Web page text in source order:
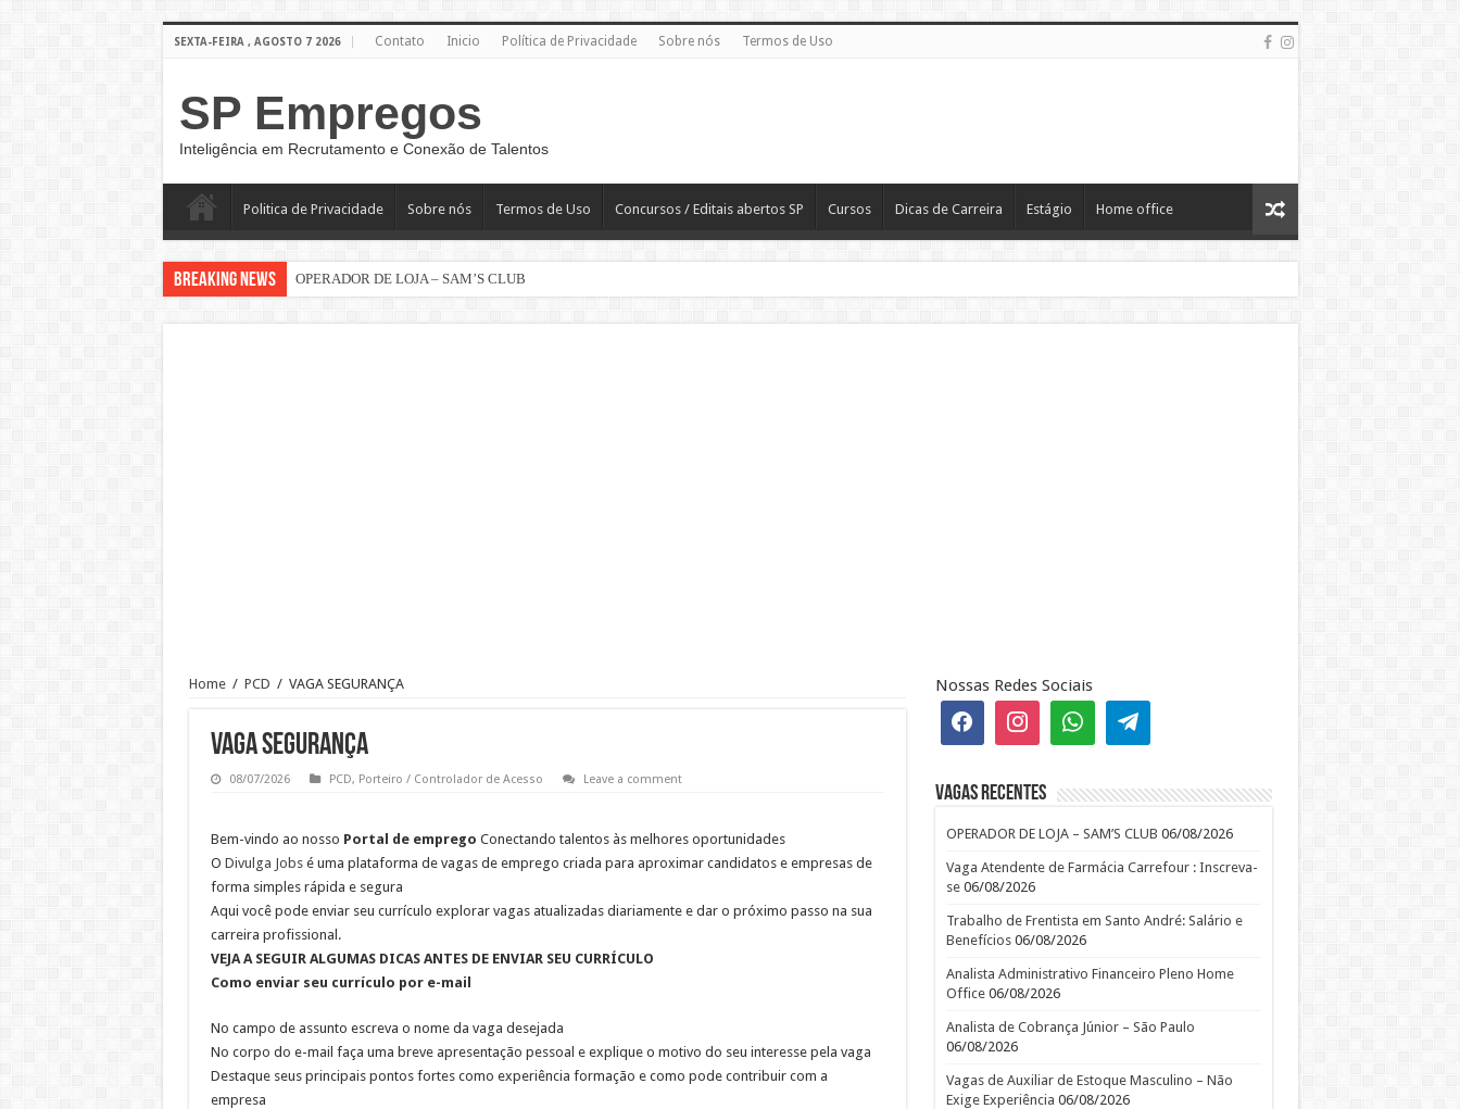
SEXTA-FEIRA , AGOSTO 7 2026 Contato Inicio Política de Privacidade Sobre nós Termos de Uso
SP Empregos
Inteligência em Recrutamento e Conexão de Talentos
Politica de Privacidade Sobre nós Termos de Uso Concursos / Editais abertos SP Cursos Dicas de Carreira Estágio Home office
Breaking News OPERADOR DE LOJA – SAM’S CLUB
Atendimento – Suporte Cliente
Auxiliar de Atendimento
Home / PCD / VAGA SEGURANÇA
VAGA SEGURANÇA
08/07/2026 PCD, Porteiro / Controlador de Acesso Leave a comment
Bem-vindo ao nosso Portal de emprego Conectando talentos às melhores oportunidades
O Divulga Jobsé uma plataforma de vagas de emprego criada para aproximar candidatos e empresas de
forma simples rápida e segura
Aqui você pode enviar seu currículo explorar vagas atualizadas diariamente e dar o próximo passo na sua
carreira profissional.
VEJA A SEGUIR ALGUMAS DICAS ANTES DE ENVIAR SEU CURRÍCULO
Como enviar seu currículo por e-mail
No campo de assunto escreva o nome da vaga desejada
No corpo do e-mail faça uma breve apresentação pessoal e explique o motivo do seu interesse pela vaga
Destaque seus principais pontos fortes como experiência formação e como pode contribuir com a
empresa
Nossas Redes Sociais
Vagas recentes
OPERADOR DE LOJA – SAM’S CLUB 06/08/2026
Vaga Atendente de Farmácia Carrefour : Inscreva-
se 06/08/2026
Trabalho de Frentista em Santo André: Salário e
Benefícios 06/08/2026
Analista Administrativo Financeiro Pleno Home
Office 06/08/2026
Analista de Cobrança Júnior – São Paulo
06/08/2026
Vagas de Auxiliar de Estoque Masculino – Não
Exige Experiência 06/08/2026